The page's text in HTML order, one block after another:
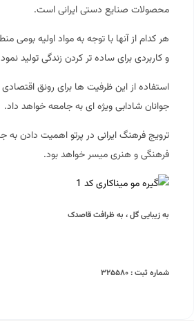
محصولات صنایع دستی ایرانی است.
هر کدام از آنها با توجه به مواد اولیه بومی
و کاربردی برای ساده تر کردن زندگی تولید
استفاده از این ظرفیت ها برای رونق اقتصادی
جوانان شادابی ویژه ای به جامعه خواهد داد.
ترویج فرهنگ ایرانی در پرتو اهمیت دادن به
فرهنگی و هنری میسر خواهد بود.
به زیبایی گل ، به ظرافت قاصدک
شماره ثبت : ۳۲۵۵۸۰